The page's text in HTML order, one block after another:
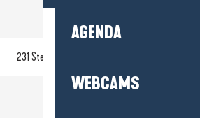
AGENDA
WEBCAMS
231 Stellplätze